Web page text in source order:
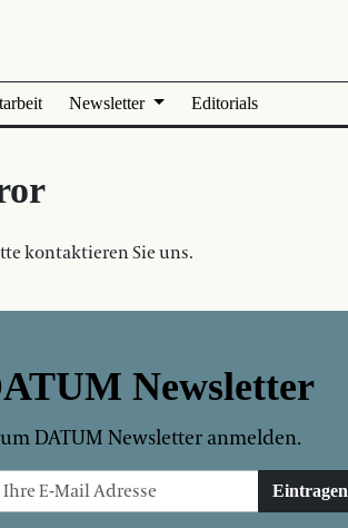
Newsletter Editorials
kontaktieren Sie uns.
Newsletter
DATUM Newsletter anmelden.
Eintragen